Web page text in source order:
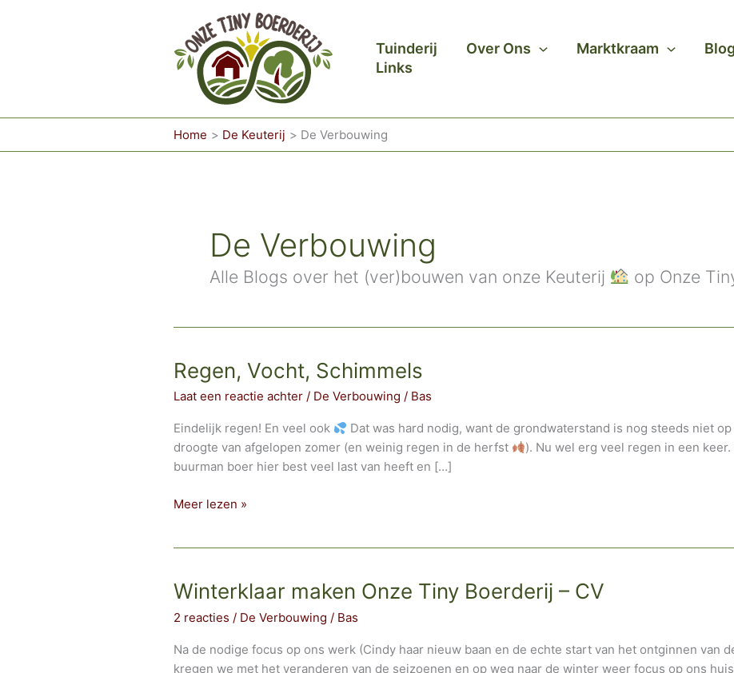
Tuinderij Over Ons Marktkraam Blog
Links
Home De Keuterij De Verbouwing
De Verbouwing
Alle Blogs over het (ver)bouwen van onze Keuterij op Onze
Regen, Vocht, Schimmels
Laat een reactie achter / De Verbouwing / Bas
Eindelijk regen! En veel ook
Dat was hard nodig, want de grondwaterstand is nog steeds niet
droogte van afgelopen zomer (en weinig regen in de herfst
). Nu wel erg veel regen in een
buurman boer hier best veel last van heeft en […]
Regen,
Meer lezen »
Winterklaar maken Onze Tiny Boerderij – CV
2 reacties / De Verbouwing / Bas
Na de nodige focus op ons werk (Cindy haar nieuw baan en de echte start van het ontginnen van
kregen we met het veranderen van de seizoenen en op weg naar de winter weer focus op ons